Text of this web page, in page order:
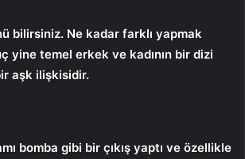
bilirsiniz. Ne kadar farklı yapmak
yine temel erkek ve kadının bir dizi
aşk ilişkisidir.
bomba gibi bir çıkış yaptı ve özellikle